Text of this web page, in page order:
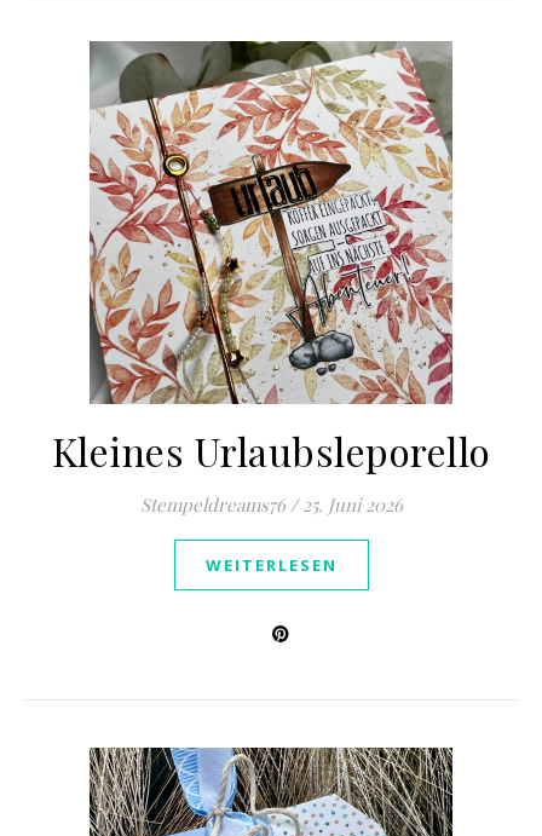
Kleines Urlaubsleporello
Stempeldreams76 / 25. Juni 2026
WEITERLESEN